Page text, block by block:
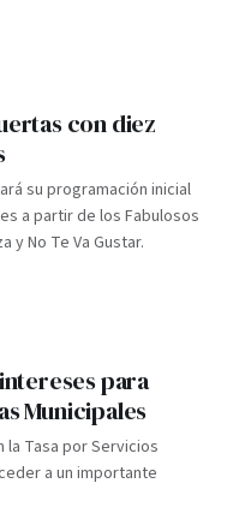
con diez
su programación inicial
a partir de los Fabulosos
y No Te Va Gustar.
para
Municipales
la Tasa por Servicios
a un importante